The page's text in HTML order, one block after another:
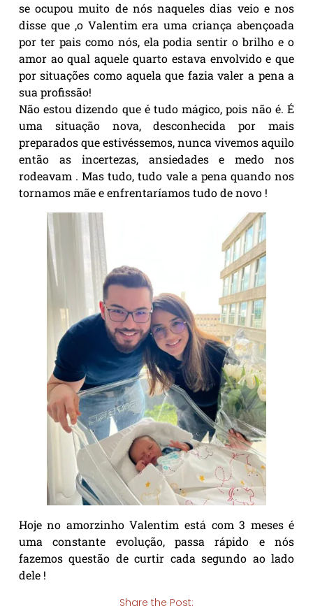
se ocupou muito de nós naqueles dias veio e nos
disse que ,o Valentim era uma criança abençoada
por ter pais como nós, ela podia sentir o brilho e o
amor ao qual aquele quarto estava envolvido e que
por situações como aquela que fazia valer a pena a
sua profissão!
Não estou dizendo que é tudo mágico, pois não é. É
uma situação nova, desconhecida por mais
preparados que estivéssemos, nunca vivemos aquilo
então as incertezas, ansiedades e medo nos
rodeavam . Mas tudo, tudo vale a pena quando nos
tornamos mãe e enfrentaríamos tudo de novo !
Hoje no amorzinho Valentim está com 3 meses é
uma constante evolução, passa rápido e nós
fazemos questão de curtir cada segundo ao lado
dele !
Share the Post: